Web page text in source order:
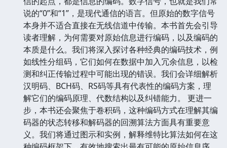
说的“0”和“1”，是现代通信的语言。但原始的数字信号
本身并不适合直接在无线信道中传输。本书首先会引导
读者理解，为何需要对原始信息进行编码，以及编码的
本质是什么。我们将深入探讨各种经典的编码技术，例
如线性分组码，它们如何在数据中加入冗余信息，以检
测和纠正传输过程中可能出现的错误。我们会详细解析
汉明码、BCH码、RS码等具有代表性的编码方案，理
解它们的编码原理、代数结构以及纠错能力。 更进一
步，本书还会聚焦于卷积码，这种编码方式在理解其编
码器的状态转移和解码器的回溯算法方面具有重要意
义。我们将通过图示和实例，解释维特比算法如何在这